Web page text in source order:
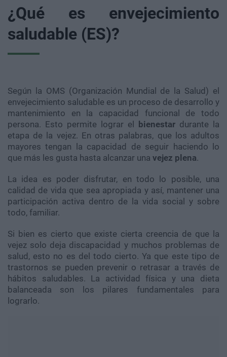
¿Qué es envejecimiento
saludable (ES)?
Según la OMS (Organización Mundial de la Salud) el
envejecimiento saludable es un proceso de desarrollo y
mantenimiento en la capacidad funcional de todo
persona. Esto permite lograr el
bienestar durante la
etapa de la vejez. En otras palabras, que los adultos
mayores tengan la capacidad de seguir haciendo lo
que más les gusta hasta alcanzar una vejez plena.
La idea es poder disfrutar, en todo lo posible, una
calidad de vida que sea apropiada y así, mantener una
participación activa dentro de la vida social y sobre
todo, familiar.
Si bien es cierto que existe cierta creencia de que la
vejez solo deja discapacidad y muchos problemas de
salud, esto no es del todo cierto. Ya que este tipo de
trastornos se pueden prevenir o retrasar a través de
hábitos saludables. La actividad física y una dieta
balanceada son los pilares fundamentales para
lograrlo.